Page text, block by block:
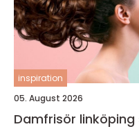
inspiration
05. August 2026
Damfrisör linköping så hittar du rätt salong